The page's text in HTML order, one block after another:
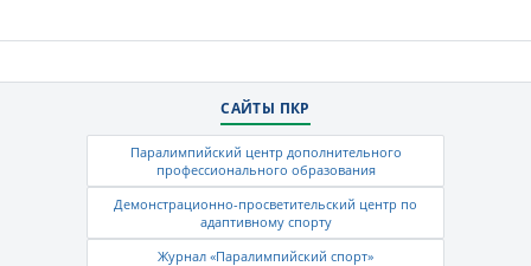
САЙТЫ ПКР
Паралимпийский центр дополнительного
профессионального образования
Демонстрационно-просветительский центр по
адаптивному спорту
Журнал «Паралимпийский спорт»